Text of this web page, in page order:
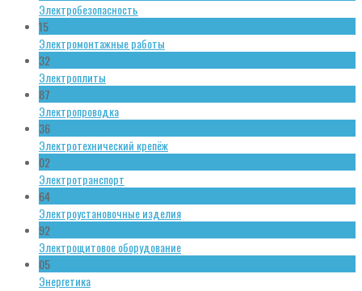
Электробезопасность
15
Электромонтажные работы
32
Электроплиты
87
Электропроводка
36
Электротехнический крепёж
02
Электротранспорт
64
Электроустановочные изделия
92
Электрощитовое оборудование
05
Энергетика